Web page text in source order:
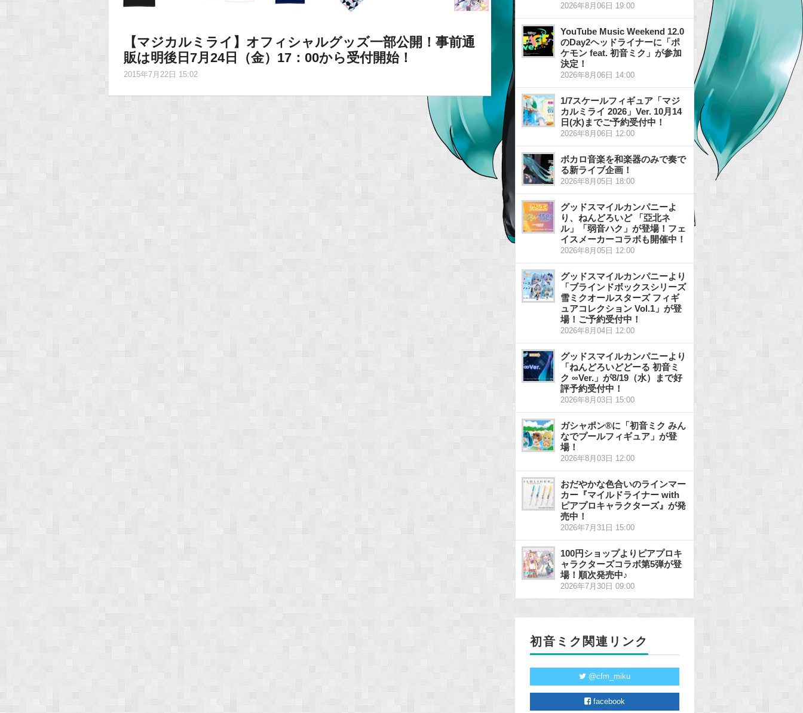
【マジカルミライ】オフィシャルグッズ一部公開！事前通
販は明後日7月24日（金）17：00から受付開始！
2015年7月22日 15:02
2026年8月06日 19:00
YouTube Music Weekend 12.0
のDay2ヘッドライナーに「ポ
ケモン feat. 初音ミク」が参加
決定！
2026年8月06日 14:00
1/7スケールフィギュア「マジ
カルミライ 2026」Ver. 10月14
日(水)までご予約受付中！
2026年8月06日 12:00
ボカロ音楽を和楽器のみで奏で
る新ライブ企画！
2026年8月05日 18:00
グッドスマイルカンパニーよ
り、ねんどろいど 「亞北ネ
ル」「弱音ハク」が登場！フェ
イスメーカーコラボも開催中！
2026年8月05日 12:00
グッドスマイルカンパニーより
「ブラインドボックスシリーズ
雪ミクオールスターズ フィギ
ュアコレクション Vol.1」が登
場！ご予約受付中！
2026年8月04日 12:00
グッドスマイルカンパニーより
「ねんどろいどどーる 初音ミ
ク ∞Ver.」が8/19（水）まで好
評予約受付中！
2026年8月03日 15:00
ガシャポン®に「初音ミク みん
なでプールフィギュア」が登
場！
2026年8月03日 12:00
おだやかな色合いのラインマー
カー『マイルドライナー with
ピアプロキャラクターズ』が発
売中！
2026年7月31日 15:00
100円ショップよりピアプロキ
ャラクターズコラボ第5弾が登
場！順次発売中♪
2026年7月30日 09:00
初音ミク関連リンク
@cfm_miku
facebook